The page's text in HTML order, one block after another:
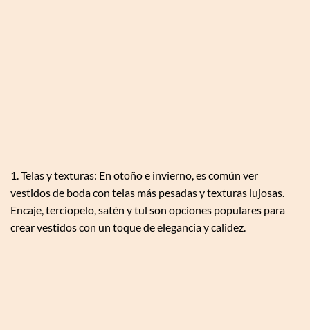
1. Telas y texturas: En otoño e invierno, es común ver
vestidos de boda con telas más pesadas y texturas lujosas.
Encaje, terciopelo, satén y tul son opciones populares para
crear vestidos con un toque de elegancia y calidez.